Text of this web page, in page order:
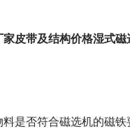
皮带及结构价格湿式
是否符合磁选机的磁铁